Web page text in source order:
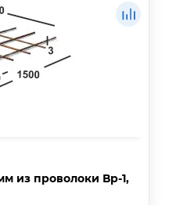
из проволоки Вр-1,